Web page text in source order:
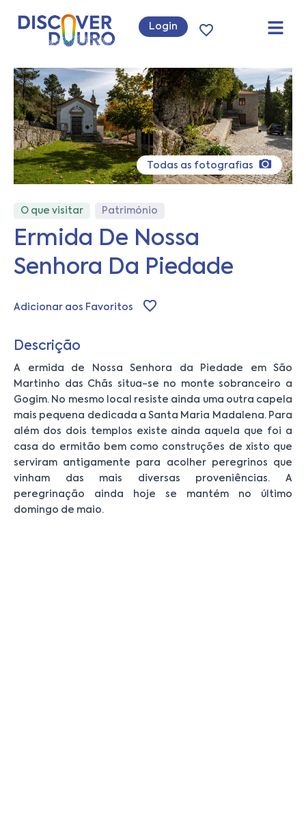
Login
Todas as fotografias
O que visitar Património
Ermida De Nossa
Senhora Da Piedade
Adicionar aos Favoritos
Descrição
A ermida de Nossa Senhora da Piedade em São
Martinho das Chãs situa-se no monte sobranceiro a
Gogim. No mesmo local resiste ainda uma outra capela
mais pequena dedicada a Santa Maria Madalena. Para
além dos dois templos existe ainda aquela que foi a
casa do ermitão bem como construções de xisto que
serviram antigamente para acolher peregrinos que
vinham das mais diversas proveniências. A
peregrinação ainda hoje se mantém no último
domingo de maio.